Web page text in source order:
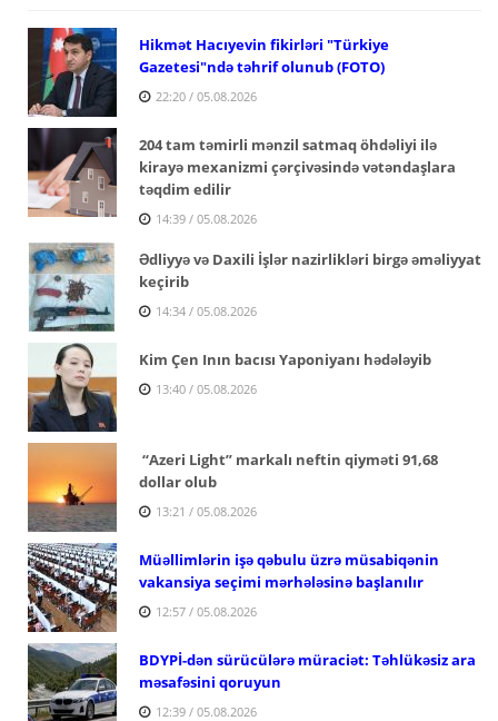
Hikmət Hacıyevin fikirləri "Türkiye
Gazetesi"ndə təhrif olunub (FOTO)
22:20 / 05.08.2026
204 tam təmirli mənzil satmaq öhdəliyi ilə
kirayə mexanizmi çərçivəsində vətəndaşlara
təqdim edilir
14:39 / 05.08.2026
Ədliyyə və Daxili İşlər nazirlikləri birgə əməliyyat
keçirib
14:34 / 05.08.2026
Kim Çen Inın bacısı Yaponiyanı hədələyib
13:40 / 05.08.2026
“Azeri Light” markalı neftin qiyməti 91,68
dollar olub
13:21 / 05.08.2026
Müəllimlərin işə qəbulu üzrə müsabiqənin
vakansiya seçimi mərhələsinə başlanılır
12:57 / 05.08.2026
BDYPİ-dən sürücülərə müraciət: Təhlükəsiz ara
məsafəsini qoruyun
12:39 / 05.08.2026